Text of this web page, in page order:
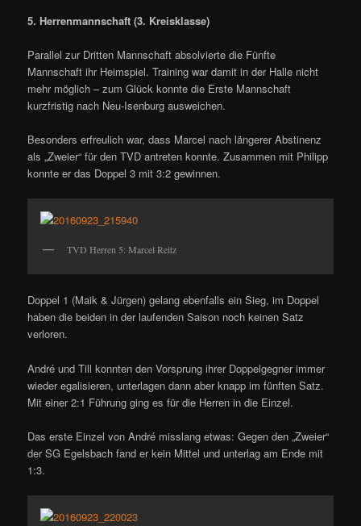
5. Herrenmannschaft (3. Kreisklasse)
Parallel zur Dritten Mannschaft absolvierte die Fünfte
Mannschaft ihr Heimspiel. Training war damit in der Halle nicht
mehr möglich – zum Glück konnte die Erste Mannschaft
kurzfristig nach Neu-Isenburg ausweichen.
Besonders erfreulich war, dass Marcel nach längerer Abstinenz
als „Zweier“ für den TVD antreten konnte. Zusammen mit Philipp
konnte er das Doppel 3 mit 3:2 gewinnen.
TVD Herren 5: Marcel Reitz
Doppel 1 (Maik & Jürgen) gelang ebenfalls ein Sieg, im Doppel
haben die beiden in der laufenden Saison noch keinen Satz
verloren.
André und Till konnten den Vorsprung ihrer Doppelgegner immer
wieder egalisieren, unterlagen dann aber knapp im fünften Satz.
Mit einer 2:1 Führung ging es für die Herren in die Einzel.
Das erste Einzel von André misslang etwas: Gegen den „Zweier“
der SG Egelsbach fand er kein Mittel und unterlag am Ende mit
1:3.